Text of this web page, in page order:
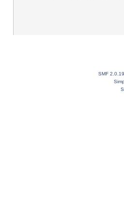
SMF 2.0.19